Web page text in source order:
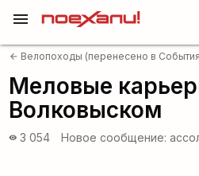
menu
arrow_back Велопоходы (перенесено в
Меловые
Волковыском
visibility 3 054 Новое сообщение: